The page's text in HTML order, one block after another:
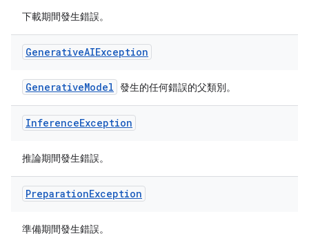
下載期間發生錯誤。
GenerativeAIException
GenerativeModel 發生的任何錯誤的父類別。
InferenceException
推論期間發生錯誤。
PreparationException
準備期間發生錯誤。